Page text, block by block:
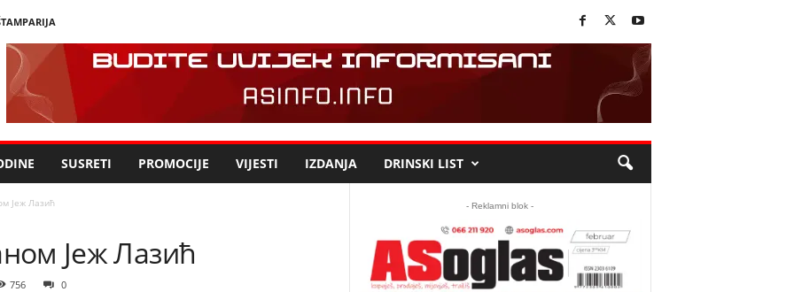
SUSRETI PROMOCIJE VIJESTI IZDANJA DRINSKI LIST
Јеж Лазић
Јеж Лазић
756 0
- Reklamni blok -